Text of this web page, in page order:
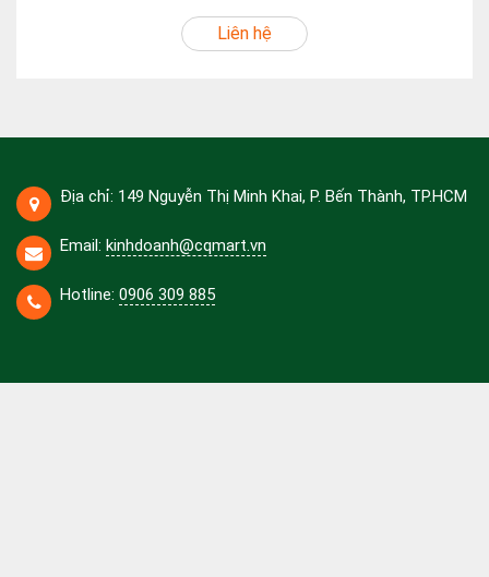
Liên hệ
Địa chỉ: 149 Nguyễn Thị Minh Khai, P. Bến Thành, TP.HCM
Email: kinhdoanh@cqmart.vn
Hotline: 0906 309 885